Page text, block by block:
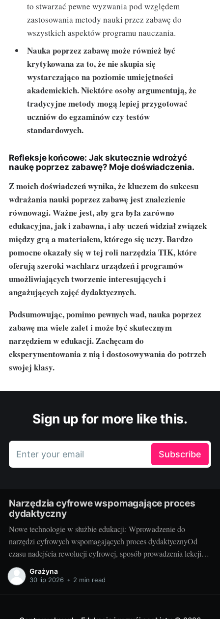
to stwarzać pewne wyzwania pod względem
zastosowania metody nauki przez zabawę do
wszystkich aspektów programu nauczania.
Nauka poprzez zabawę może również być
krytykowana za to, że nie skupia się
wystarczająco na poziomie umiejętności
akademickich. Niektóre osoby argumentują, że
tradycyjne metody mogą lepiej przygotować
uczniów do egzaminów czy testów
standardowych.
Refleksje końcowe: Jak skutecznie wdrożyć
naukę poprzez zabawę? Moje doświadczenia.
Z moich doświadczeń wynika, że kluczem do sukcesu
wdrażania nauki poprzez zabawę jest znalezienie
równowagi. Ważne jest, aby gra była zarówno
edukacyjna, jak i zabawna, i aby uczeń widział związek
między grą a materiałem, którego się uczy. Bardzo
pomocne okazały się w tej roli narzędzia TIK, które
oferują szeroki wachlarz urządzeń i programów
umożliwiających tworzenie interesujących i
angażujących zajęć dydaktycznych.
Podsumowując, pomimo pewnych wad, nauka poprzez
zabawę ma wiele zalet i może być skutecznym
narzędziem w edukacji. Zachęcam do
eksperymentowania z nią i dostosowywania do potrzeb
swojej klasy.
Sign up for more like this.
Enter your email Subscribe
Narzędzia cyfrowe wspomagające proces
dydaktyczny
Nowe technologie w służbie edukacji: Wprowadzenie do
narzędzi cyfrowych wspomagających proces dydaktycznyOd
czasu nadejścia rewolucji cyfrowej, sposób prowadzenia lekcji
przechodzi gwałtowną transformację. Narzędzia cyfrowe, takie
jak programy edukacyjne, aplikacje czy platformy e-learningowe,
swojej oferty dydaktycznej i ułatwiają
Grażyna
30 lip 2026 • 2 min read